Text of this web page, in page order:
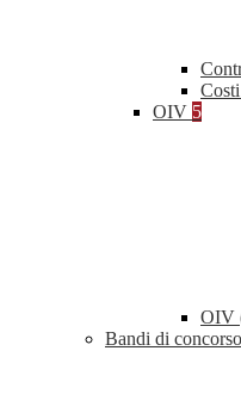
OIV 5
OIV
Bandi di concorso